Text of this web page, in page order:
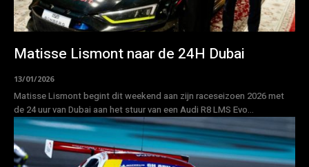
Matisse Lismont naar de 24H Dubai
13/01/2026
Matisse Lismont begint dit weekend aan zijn raceseizoen 2026 met
de 24 uur van Dubai aan het stuur van een Audi R8 LMS Evo...